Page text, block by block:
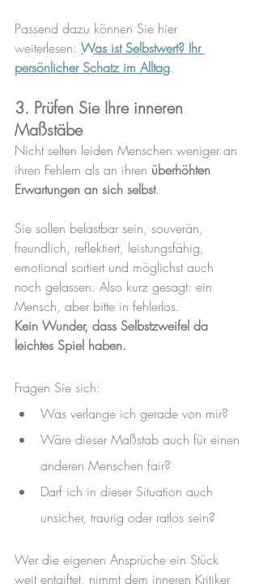
Passend dazu können Sie hier
weiterlesen: Was ist Selbstwert? Ihr
persönlicher Schatz im Alltag.
3. Prüfen Sie Ihre inneren
Maßstäbe
Nicht selten leiden Menschen weniger an
ihren Fehlern als an ihren überhöhten
Erwartungen an sich selbst.
Sie sollen belastbar sein, souverän,
freundlich, reflektiert, leistungsfähig,
emotional sortiert und möglichst auch
noch gelassen. Also kurz gesagt: ein
Mensch, aber bitte in fehlerlos.
Kein Wunder, dass Selbstzweifel da
leichtes Spiel haben.
Fragen Sie sich:
Was verlange ich gerade von mir?
Wäre dieser Maßstab auch für einen
anderen Menschen fair?
Darf ich in dieser Situation auch
unsicher, traurig oder ratlos sein?
Wer die eigenen Ansprüche ein Stück
weit entgiftet, nimmt dem inneren Kritiker